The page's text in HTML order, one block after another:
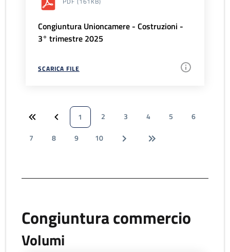
Congiuntura Unioncamere - Costruzioni -
3° trimestre 2025
SCARICA FILE
1 2 3 4 5
6
7
8 9 10
Congiuntura commercio
Volumi